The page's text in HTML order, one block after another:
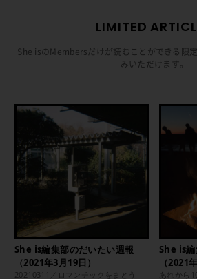
LIMITED
She isのMembersだけが読むことができる限
みいただけます。
She is編集部のだいたい週報
（2021年3月19日）
20210311／ロマンチックをまとう
She is
（2021
あれから